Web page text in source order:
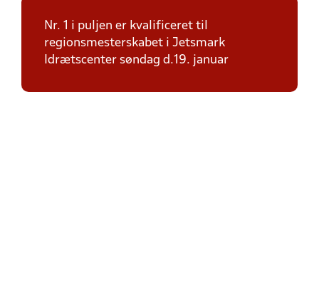
Nr. 1 i puljen er kvalificeret til
regionsmesterskabet i Jetsmark
Idrætscenter søndag d.19. januar